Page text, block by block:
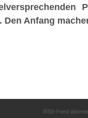
Anfang
RSS-Feed